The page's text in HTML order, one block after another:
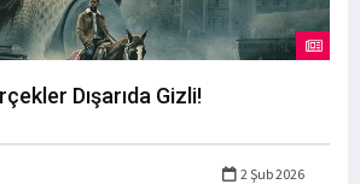
Dışarıda Gizli!
2 Şub 2026